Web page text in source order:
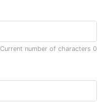
Current number of characters 0